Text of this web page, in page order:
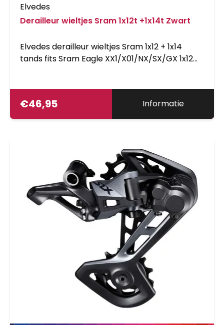
Elvedes
Derailleur wieltjes Sram 1x12t +1x14t Zwart
Elvedes derailleur wieltjes Sram 1x12 + 1x14
tands fits Sram Eagle XX1/X01/NX/SX/GX 1x12
€46,95 Informatie